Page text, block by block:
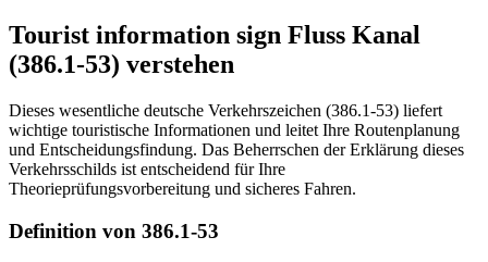
Tourist information sign Fluss Kanal
(386.1-53) verstehen
Dieses wesentliche deutsche Verkehrszeichen (386.1-53) liefert
wichtige touristische Informationen und leitet Ihre Routenplanung
und Entscheidungsfindung. Das Beherrschen der Erklärung dieses
Verkehrsschilds ist entscheidend für Ihre
Theorieprüfungsvorbereitung und sicheres Fahren.
Definition von 386.1-53